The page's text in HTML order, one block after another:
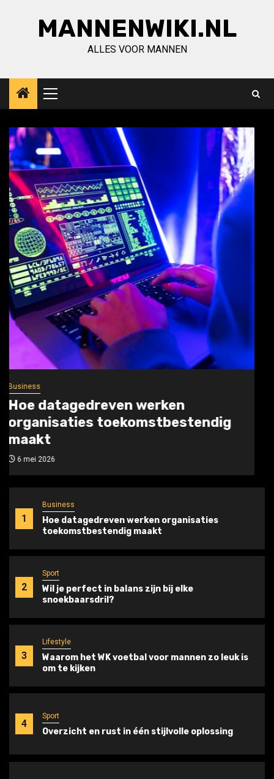
MANNENWIKI.NL
ALLES VOOR MANNEN
Primair
menu
1
Business
Hoe datagedreven werken organisaties
toekomstbestendig maakt
2
Sport
Wil je perfect in balans zijn bij elke
snoekbaarsdril?
3
Lifestyle
Waarom het WK voetbal voor mannen zo leuk is
om te kijken
4
Sport
Overzicht en rust in één stijlvolle oplossing
Sport
Wil je perfect in balans zijn bij elke
snoekbaarsdril?
6 april 2026